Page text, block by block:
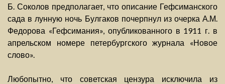
Б. Соколов предполагает, что описание Гефсиманского
сада в лунную ночь Булгаков почерпнул из очерка А.М.
Федорова «Гефсимания», опубликованного в 1911 г. в
апрельском номере петербургского журнала «Новое
слово».
Любопытно, что советская цензура исключила из